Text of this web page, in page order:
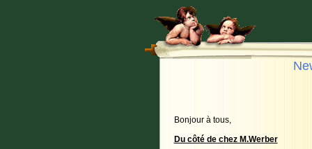
Bonjour à tous,
Du côté de chez M.Werber